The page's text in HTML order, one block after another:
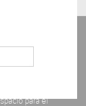
para el